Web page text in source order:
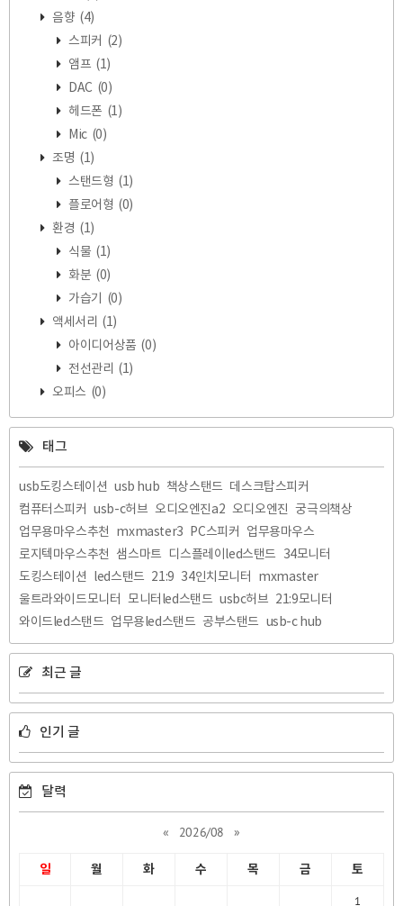
음향 (4)
스피커 (2)
앰프 (1)
DAC (0)
헤드폰 (1)
Mic (0)
조명 (1)
스탠드형 (1)
플로어형 (0)
환경 (1)
식물 (1)
화분 (0)
가습기
(0)
액세서리 (1)
아이디어상품 (0)
전선관리 (1)
오피스 (0)
태그
usb도킹스테이션 usb hub 책상스탠드 데스크탑스피커
컴퓨터스피커
usb-c허브 오디오엔진a2 오디오엔진 궁극의책상
업무용마우스추천
mxmaster3 PC스피커
업무용마우스
로지텍마우스추천
샘스마트 디스플레이led스탠드
34모니터
도킹스테이션
led스탠드 21:9 34인치모니터
mxmaster
울트라와이드모니터
모니터led스탠드 usbc허브 21:9모니터
와이드led스탠드 업무용led스탠드 공부스탠드 usb-c hub
최근 글
인기 글
달력
« 2026/08 »
일 월 화 수 목 금 토
1